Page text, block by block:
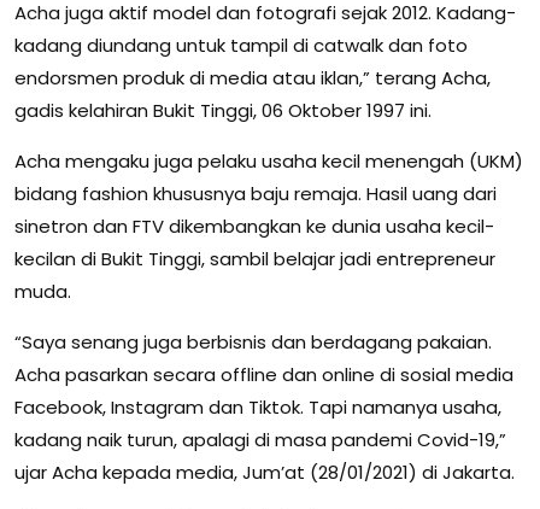
Acha juga aktif model dan fotografi sejak 2012. Kadang-
kadang diundang untuk tampil di catwalk dan foto
endorsmen produk di media atau iklan,” terang Acha,
gadis kelahiran Bukit Tinggi, 06 Oktober 1997 ini.
Acha mengaku juga pelaku usaha kecil menengah (UKM)
bidang fashion khususnya baju remaja. Hasil uang dari
sinetron dan FTV dikembangkan ke dunia usaha kecil-
kecilan di Bukit Tinggi, sambil belajar jadi entrepreneur
muda.
“Saya senang juga berbisnis dan berdagang pakaian.
Acha pasarkan secara offline dan online di sosial media
Facebook, Instagram dan Tiktok. Tapi namanya usaha,
kadang naik turun, apalagi di masa pandemi Covid-19,”
ujar Acha kepada media, Jum’at (28/01/2021) di Jakarta.